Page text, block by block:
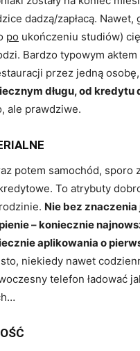
dadzą/zapłacą.
po ukończeniu studiów)
Bardzo typowym
przez jedną
długu, od
ale prawdziwe.
potem samochód, sporo
To atrybuty
Nie bez
– koniecznie
aplikowania o
niekiedy nawet
telefon ładować